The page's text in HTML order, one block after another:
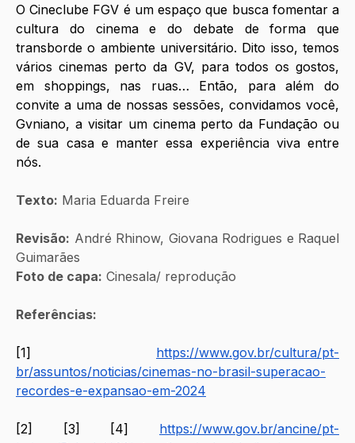
O Cineclube FGV é um espaço que busca fomentar a
cultura do cinema e do debate de forma que
transborde o ambiente universitário. Dito isso, temos
vários cinemas perto da GV, para todos os gostos,
em shoppings, nas ruas… Então, para além do
convite a uma de nossas sessões, convidamos você,
Gvniano, a visitar um cinema perto da Fundação ou
de sua casa e manter essa experiência viva entre
nós.
Texto: Maria Eduarda Freire
Revisão: André Rhinow, Giovana Rodrigues e Raquel
Guimarães
Foto de capa: Cinesala/ reprodução
Referências:
[1] https://www.gov.br/cultura/pt-
br/assuntos/noticias/cinemas-no-brasil-superacao-
recordes-e-expansao-em-2024
[2] [3] [4] https://www.gov.br/ancine/pt-